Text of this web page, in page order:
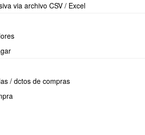
via archivo CSV / Excel
/ dctos de compras
orden de producción definiendo producto
fecha programada, responsable, cliente y
de folio y estado inicial.
Materiales (LdM) del producto.
productivos asociados.
y fecha programada.
orden